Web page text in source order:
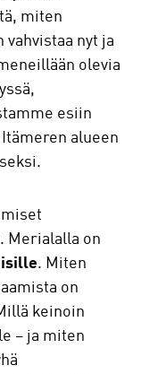
miten
vahvistaa nyt ja
olevia
esiin
alueen
Merialalla on
. Miten
on
keinoin
– ja miten